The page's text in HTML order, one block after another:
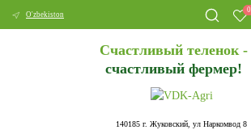
O'zbekiston
Счастливый теленок -
счастливый фермер!
140185 г. Жуковский, ул Наркомвод 8
0